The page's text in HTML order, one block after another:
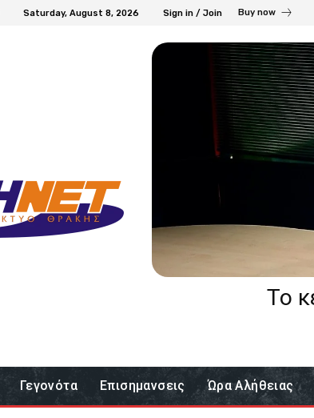
Saturday, August 8, 2026 Sign in / Join Buy now
Το
Γεγονότα Επισημανσεις Ώρα Αλήθειας